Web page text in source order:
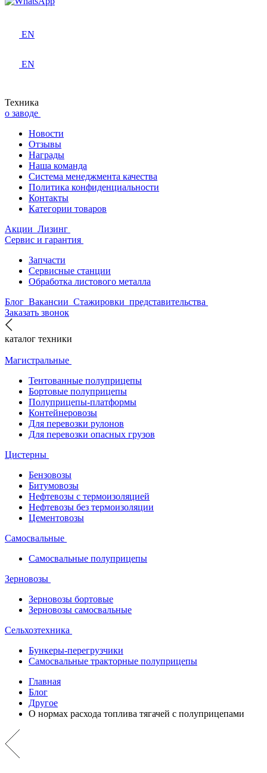
EN
EN
Техника
о заводе
Новости
Отзывы
Награды
Наша команда
Система менеджмента качества
Политика конфиденциальности
Контакты
Категории товаров
Акции Лизинг
Сервис и гарантия
Запчасти
Сервисные станции
Обработка листового металла
Блог Вакансии Стажировки представительства
Заказать звонок
каталог техники
Магистральные
Тентованные полуприцепы
Бортовые полуприцепы
Полуприцепы-платформы
Контейнеровозы
Для перевозки рулонов
Для перевозки опасных грузов
Цистерны
Бензовозы
Битумовозы
Нефтевозы с термоизоляцией
Нефтевозы без термоизоляции
Цементовозы
Самосвальные
Самосвальные полуприцепы
Зерновозы
Зерновозы бортовые
Зерновозы самосвальные
Сельхозтехника
Бункеры-перегрузчики
Самосвальные тракторные полуприцепы
Главная
Блог
Другое
О нормах расхода топлива тягачей с полуприцепами